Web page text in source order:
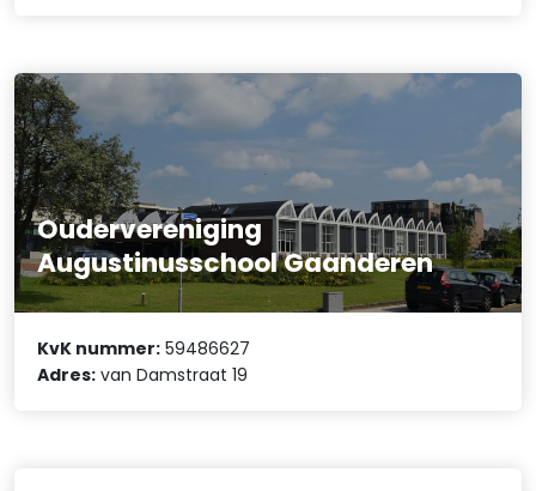
Oudervereniging
Augustinusschool Gaanderen
KvK nummer: 59486627
Adres: van Damstraat 19